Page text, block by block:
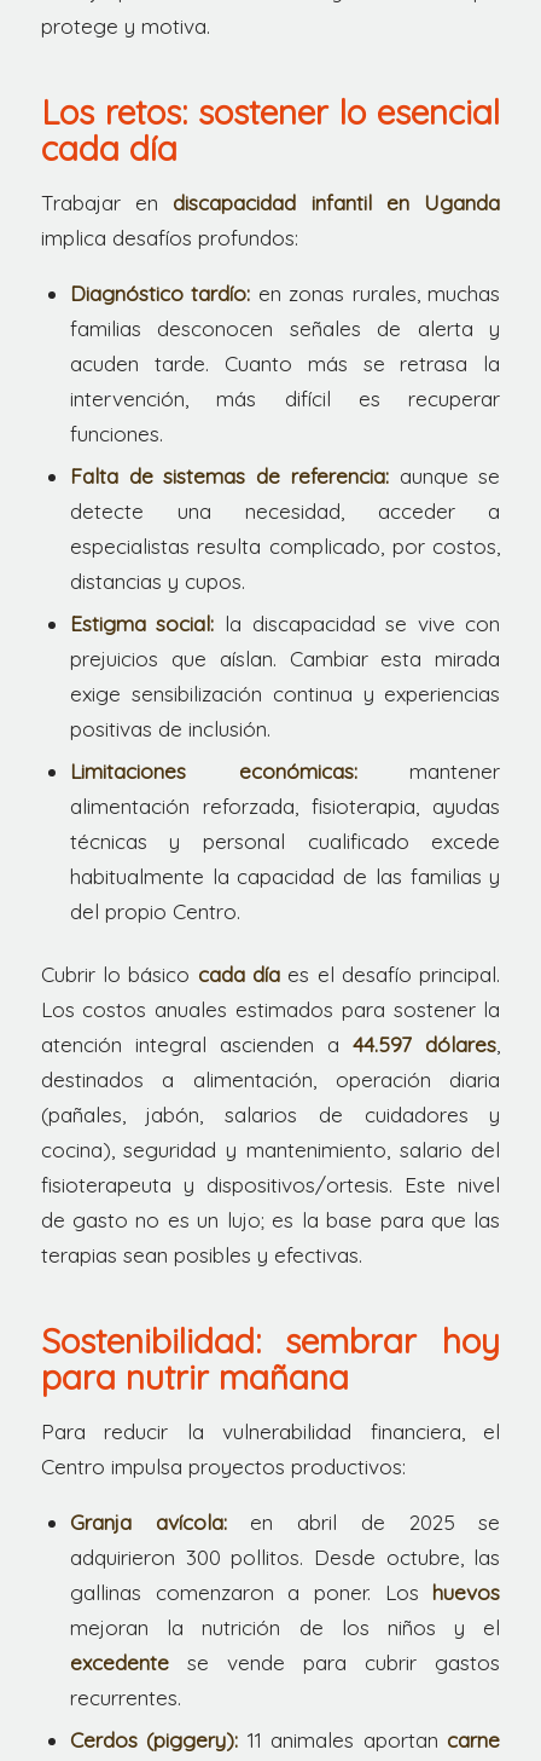
protege y motiva.
Los retos: sostener lo esencial
cada día
Trabajar en discapacidad infantil en Uganda
implica desafíos profundos:
Diagnóstico tardío: en zonas rurales, muchas
familias desconocen señales de alerta y
acuden tarde. Cuanto más se retrasa la
intervención, más difícil es recuperar
funciones.
Falta de sistemas de referencia:aunque se
detecte una necesidad, acceder a
especialistas resulta complicado, por costos,
distancias y cupos.
Estigma social: la discapacidad se vive con
prejuicios que aíslan. Cambiar esta mirada
exige sensibilización continua y experiencias
positivas de inclusión.
Limitaciones económicas:mantener
alimentación reforzada, fisioterapia, ayudas
técnicas y personal cualificado excede
habitualmente la capacidad de las familias y
del propio Centro.
Cubrir lo básico cada día es el desafío principal.
Los costos anuales estimados para sostener la
atención integral ascienden a44.597 dólares
destinados a alimentación, operación diaria
(pañales, jabón, salarios de cuidadores y
cocina), seguridad y mantenimiento, salario del
fisioterapeuta y dispositivos/ortesis. Este nivel
de gasto no es un lujo; es la base para que las
terapias sean posibles y efectivas.
Sostenibilidad: sembrar hoy
para nutrir mañana
Para reducir la vulnerabilidad financiera, el
Centro impulsa proyectos productivos:
Granja avícola:en abril de 2025 se
adquirieron 300 pollitos. Desde octubre, las
gallinas comenzaron a poner. Loshuevos
mejoran la nutrición de los niños y el
excedentese vende para cubrir gastos
recurrentes.
Cerdos (piggery): 11 animales aportan carne